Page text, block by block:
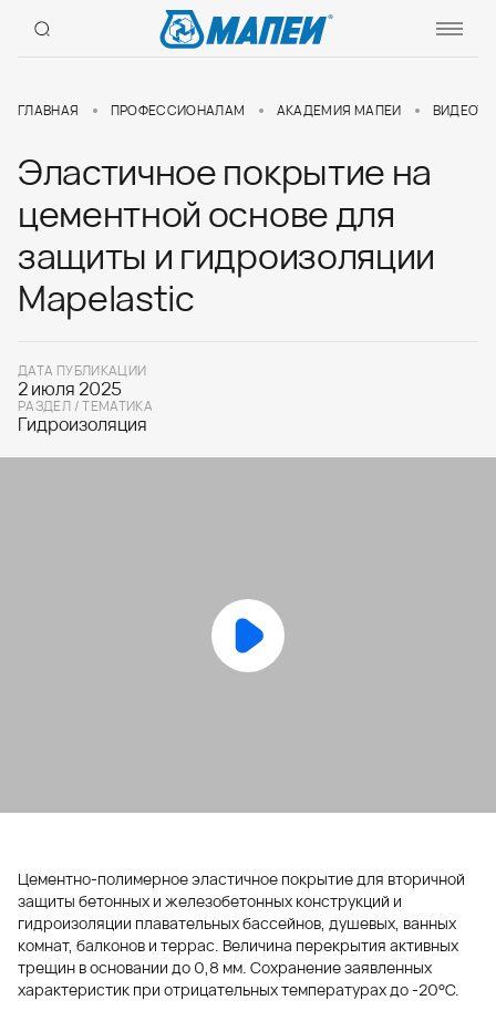
ГЛАВНАЯ ПРОФЕССИОНАЛАМ АКАДЕМИЯ МАПЕИ
Эластичное покрытие на
цементной основе для
защиты и гидроизоляции
Mapelastic
ДАТА ПУБЛИКАЦИИ
2 июля 2025
РАЗДЕЛ / ТЕМАТИКА
Гидроизоляция
Цементно-полимерное эластичное покрытие для вторичной
защиты бетонных и железобетонных конструкций и
гидроизоляции плавательных бассейнов, душевых, ванных
комнат, балконов и террас. Величина перекрытия активных
трещин в основании до 0,8 мм. Сохранение заявленных
характеристик при отрицательных температурах до -20°С.